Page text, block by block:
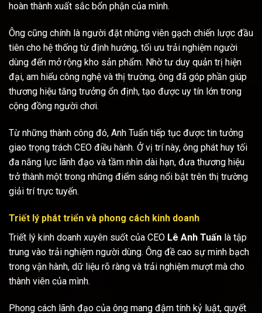
hoàn thành xuất sắc bổn phận của mình.
Ông cũng chính là người đặt những viên gạch chiến lược đầu
tiên cho hệ thống từ định hướng, tối ưu trải nghiệm người
dùng đến mở rộng kho sản phẩm. Nhờ tư duy quản trị hiện
đại, am hiểu công nghệ và thị trường, ông đã góp phần giúp
thương hiệu tăng trưởng ổn định, tạo được uy tín lớn trong
cộng đồng người chơi.
Từ những thành công đó, Anh Tuấn tiếp tục được tin tưởng
giao trọng trách CEO điều hành. Ở vị trí này, ông phát huy tối
đa năng lực lãnh đạo và tầm nhìn dài hạn, đưa thương hiệu
trở thành một trong những điểm sáng nổi bật trên thị trường
giải trí trực tuyến.
Triết lý phát triển và phong cách kinh doanh
Triết lý kinh doanh xuyên suốt của CEO Lê Anh Tuấn là tập
trung vào trải nghiệm người dùng. Ông đề cao sự minh bạch
trong vận hành, dữ liệu rõ ràng và trải nghiệm mượt mà cho
thành viên của mình.
Phong cách lãnh đạo của ông mang đậm tính kỷ luật, quyết